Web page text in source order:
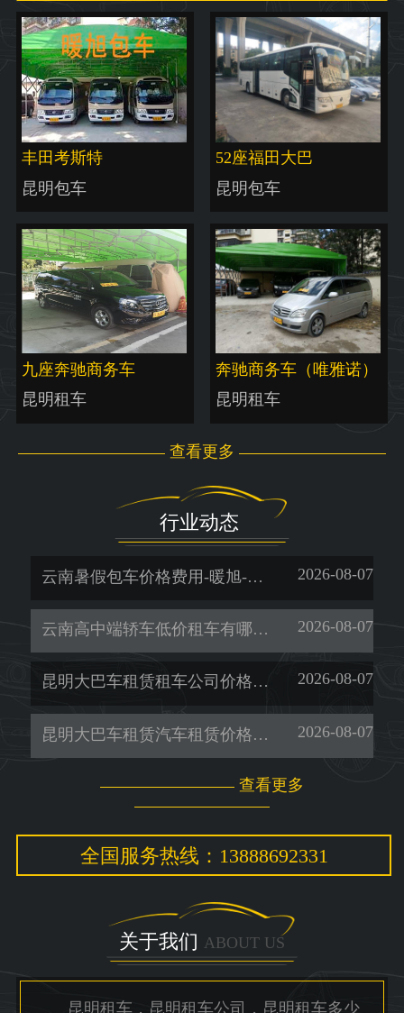
丰田考斯特
昆明包车
52座福田大巴
昆明包车
九座奔驰商务车
昆明租车
奔驰商务车（唯雅诺）
昆明租车
查看更多
行业动态
云南暑假包车价格费用-暖旭-「昆明租车平台哪个好」 2026-08-07
云南高中端轿车低价租车有哪些-暖旭-「租考斯特」 2026-08-07
昆明大巴车租赁租车公司价格多少-暖旭-「昆明租车一天多少钱」 2026-08-07
昆明大巴车租赁汽车租赁价格多少-暖旭-「昆明租车电话」 2026-08-07
查看更多
全国服务热线：13888692331
关于我们 ABOUT US
昆明租车，昆明租车公司，昆明租车多少